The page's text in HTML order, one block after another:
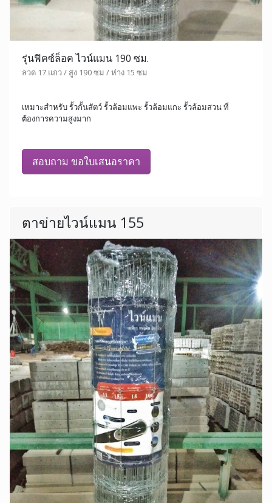
รุ่นฟิคซ์ล็อค ไวน์แมน 190 ซม.
ลวด 17 แถว / สูง 190 ซม / ห่าง 15 ซม
เหมาะสำหรับ รั้วกั้นสัตว์ รั้วล้อมแพะ รั้วล้อมแกะ รั้วล้อมสวน ที่
ต้องการความสูงมาก
สอบถาม ขอใบเสนอราคา
ตาข่ายไวน์แมน 155